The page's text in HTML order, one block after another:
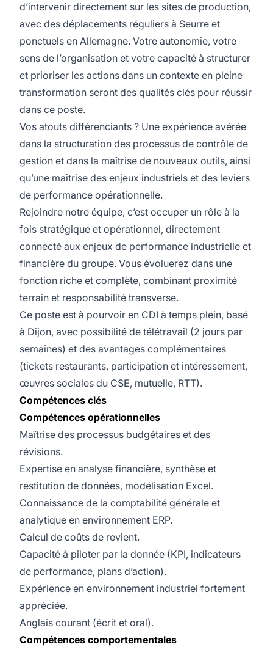
d’intervenir directement sur les sites de production,
avec des déplacements réguliers à Seurre et
ponctuels en Allemagne. Votre autonomie, votre
sens de l’organisation et votre capacité à structurer
et prioriser les actions dans un contexte en pleine
transformation seront des qualités clés pour réussir
dans ce poste.
Vos atouts différenciants ? Une expérience avérée
dans la structuration des processus de contrôle de
gestion et dans la maîtrise de nouveaux outils, ainsi
qu’une maitrise des enjeux industriels et des leviers
de performance opérationnelle.
Rejoindre notre équipe, c’est occuper un rôle à la
fois stratégique et opérationnel, directement
connecté aux enjeux de performance industrielle et
financière du groupe. Vous évoluerez dans une
fonction riche et complète, combinant proximité
terrain et responsabilité transverse.
Ce poste est à pourvoir en CDI à temps plein, basé
à Dijon, avec possibilité de télétravail (2 jours par
semaines) et des avantages complémentaires
(tickets restaurants, participation et intéressement,
œuvres sociales du CSE, mutuelle, RTT).
Compétences clés
Compétences opérationnelles
Maîtrise des processus budgétaires et des
révisions.
Expertise en analyse financière, synthèse et
restitution de données, modélisation Excel.
Connaissance de la comptabilité générale et
analytique en environnement ERP.
Calcul de coûts de revient.
Capacité à piloter par la donnée (KPI, indicateurs
de performance, plans d’action).
Expérience en environnement industriel fortement
appréciée.
Anglais courant (écrit et oral).
Compétences comportementales